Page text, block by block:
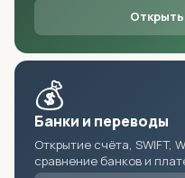
💰
Банки и переводы
Открытие счёта, SWIFT,
сравнение банков и